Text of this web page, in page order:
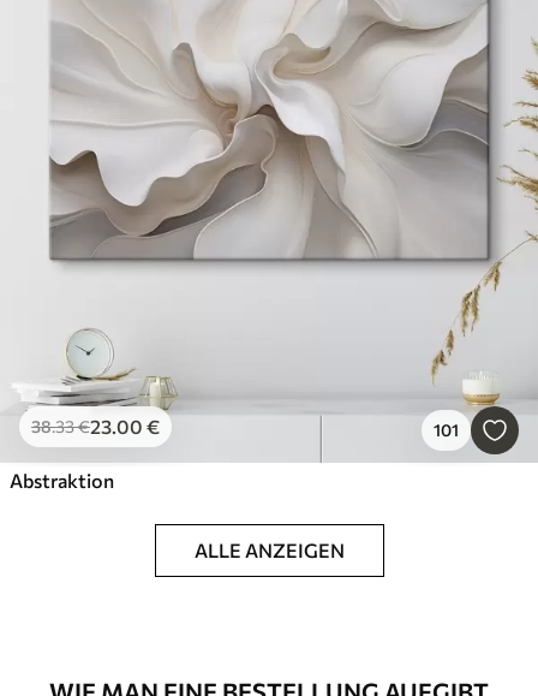
38.33€23.00 € 101
Abstraktion
ALLE ANZEIGEN